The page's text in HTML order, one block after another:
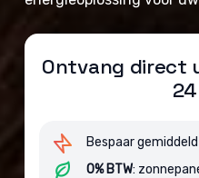
Ontvang direct
Bespaar
0% BTW: